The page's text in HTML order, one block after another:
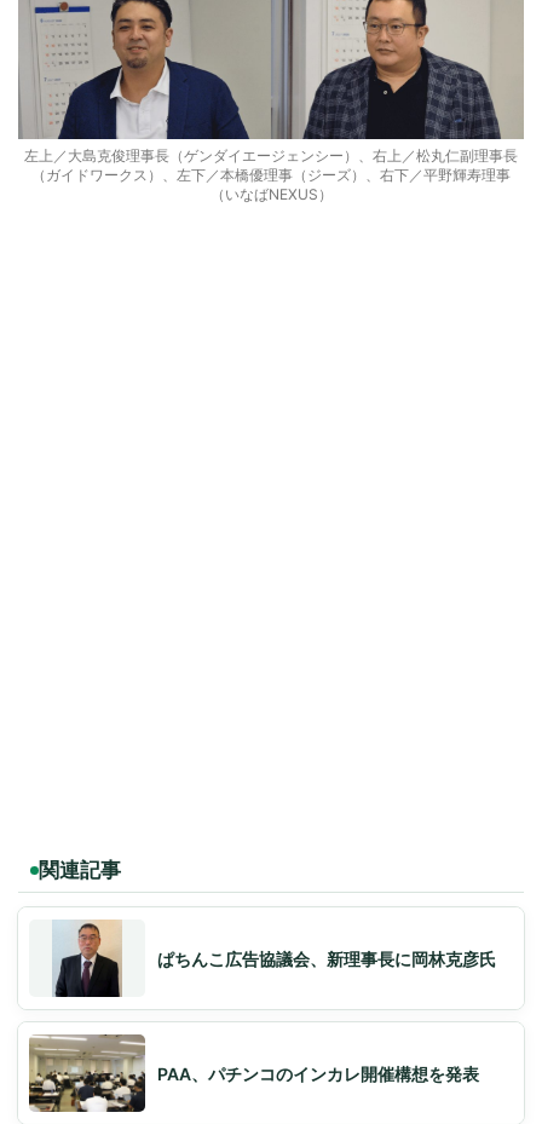
左上／大島克俊理事長（ゲンダイエージェンシー）、右上／松丸仁副理事長
（ガイドワークス）、左下／本橋優理事（ジーズ）、右下／平野輝寿理事
（いなばNEXUS）
関連記事
ぱちんこ広告協議会、新理事長に岡林克彦氏
PAA、パチンコのインカレ開催構想を発表